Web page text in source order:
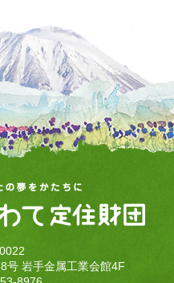
号 岩手金属工業会館4F